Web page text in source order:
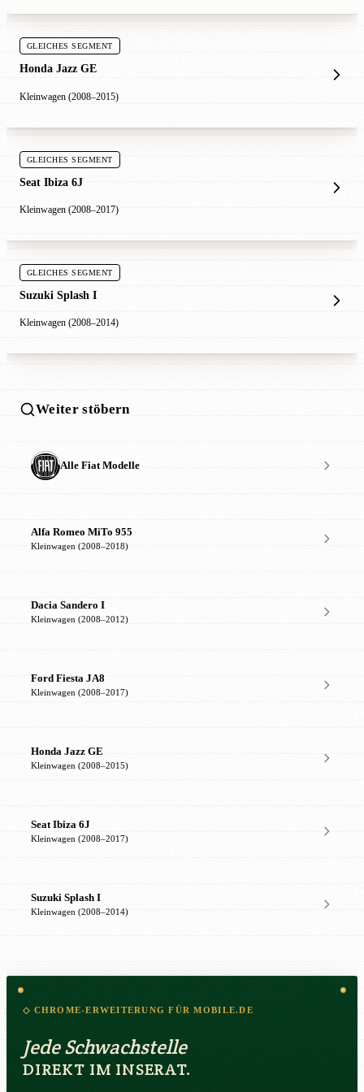
GLEICHES SEGMENT
Honda Jazz GE
Kleinwagen (2008–2015)
GLEICHES SEGMENT
Seat Ibiza 6J
Kleinwagen (2008–2017)
GLEICHES SEGMENT
Suzuki Splash I
Kleinwagen (2008–2014)
Weiter stöbern
Alle Fiat Modelle
Alfa Romeo MiTo 955
Kleinwagen (2008–2018)
Dacia Sandero I
Kleinwagen (2008–2012)
Ford Fiesta JA8
Kleinwagen (2008–2017)
Honda Jazz GE
Kleinwagen (2008–2015)
Seat Ibiza 6J
Kleinwagen (2008–2017)
Suzuki Splash I
Kleinwagen (2008–2014)
◇ CHROME-ERWEITERUNG FÜR MOBILE.DE
Jede Schwachstelle
DIREKT IM INSERAT.